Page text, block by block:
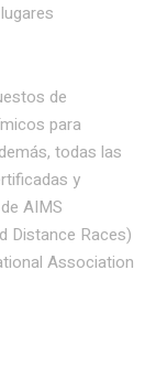
de
para
todas las
y
AIMS
Distance Races)
Association